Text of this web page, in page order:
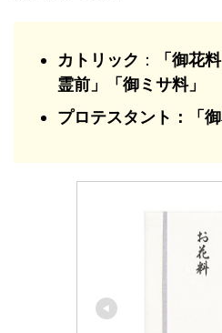
カトリック ：
「御花
霊前」「御ミサ料」
プロテスタント：「